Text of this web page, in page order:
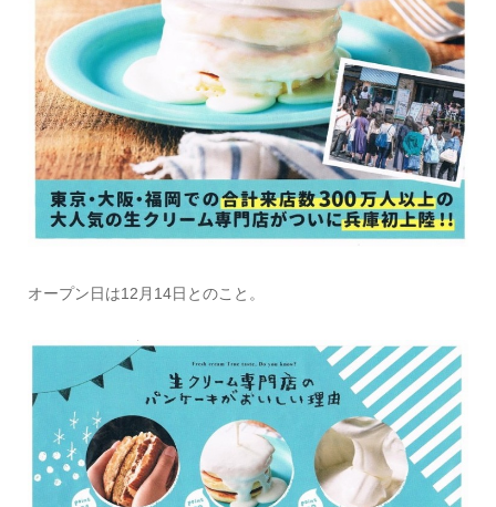
オープン日は12月14日とのこと。